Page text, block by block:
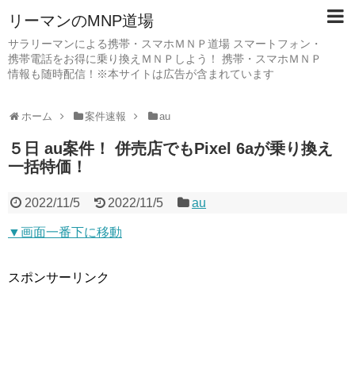
リーマンのMNP道場
サラリーマンによる携帯・スマホＭＮＰ道場 スマートフォン・
携帯電話をお得に乗り換えＭＮＰしよう！ 携帯・スマホＭＮＰ
情報も随時配信！※本サイトは広告が含まれています
ホーム 案件速報 au
５日 au案件！ 併売店でもPixel 6aが乗り換え
一括特価！
2022/11/5 2022/11/5 au
▼画面一番下に移動
スポンサーリンク